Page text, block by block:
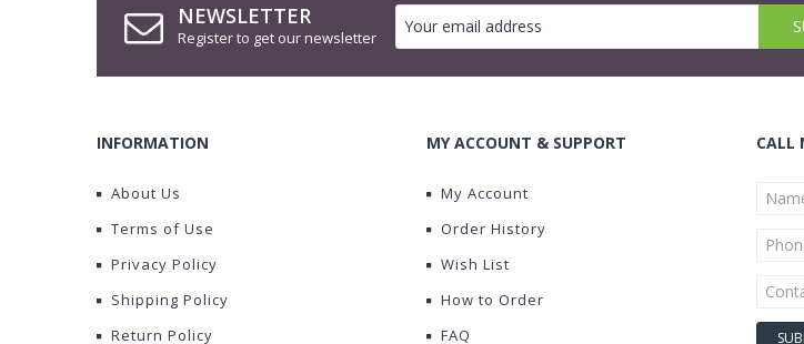
NEWSLETTER
Register to get our newsletter
INFORMATION
About Us
Terms of Use
Privacy Policy
Shipping Policy
Return Policy
MY ACCOUNT & SUPPORT
My Account
Order History
Wish List
How to Order
FAQ
CALL